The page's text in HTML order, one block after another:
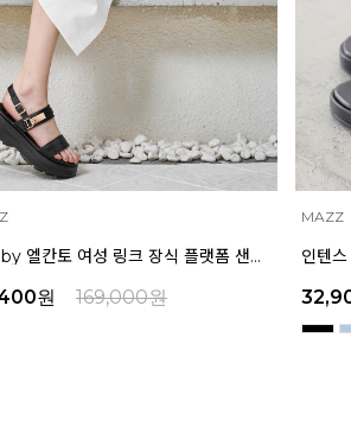
마쯔 by 엘칸토 여성 링크 장식 플랫폼 샌들 6cm LCWW50M626
원 169,000원
MAZZ